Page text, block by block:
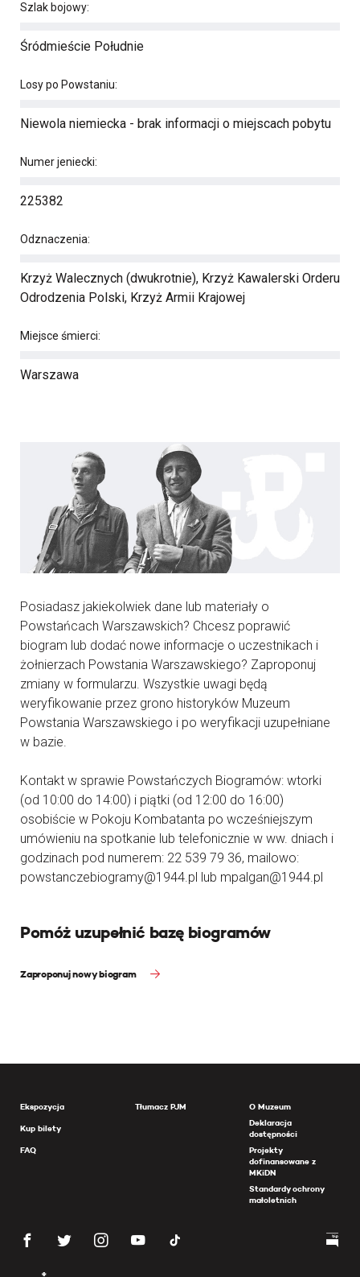
Szlak bojowy:
Śródmieście Południe
Losy po Powstaniu:
Niewola niemiecka - brak informacji o miejscach pobytu
Numer jeniecki:
225382
Odznaczenia:
Krzyż Walecznych (dwukrotnie), Krzyż Kawalerski Orderu
Odrodzenia Polski, Krzyż Armii Krajowej
Miejsce śmierci:
Warszawa
Posiadasz jakiekolwiek dane lub materiały o
Powstańcach Warszawskich? Chcesz poprawić
biogram lub dodać nowe informacje o uczestnikach i
żołnierzach Powstania Warszawskiego? Zaproponuj
zmiany w formularzu. Wszystkie uwagi będą
weryfikowanie przez grono historyków Muzeum
Powstania Warszawskiego i po weryfikacji uzupełniane
w bazie.
Kontakt w sprawie Powstańczych Biogramów: wtorki
(od 10:00 do 14:00) i piątki (od 12:00 do 16:00)
osobiście w Pokoju Kombatanta po wcześniejszym
umówieniu na spotkanie lub telefonicznie w ww. dniach i
godzinach pod numerem: 22 539 79 36, mailowo:
powstanczebiogramy@1944.pl lub mpalgan@1944.pl
Pomóż uzupełnić bazę biogramów
Zaproponuj nowy biogram
Ekspozycja
Kup bilety
FAQ
Tłumacz PJM
O Muzeum
Deklaracja
dostępności
Projekty
dofinansowane z
MKiDN
Standardy ochrony
małoletnich